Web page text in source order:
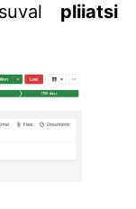
pliiatsi